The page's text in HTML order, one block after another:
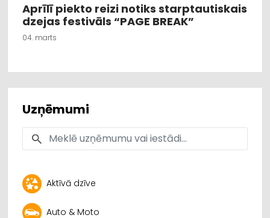
Aprīlī piekto reizi notiks starptautiskais
dzejas festivāls “PAGE BREAK”
04. marts
Uzņēmumi
Aktīvā dzīve
Auto & Moto